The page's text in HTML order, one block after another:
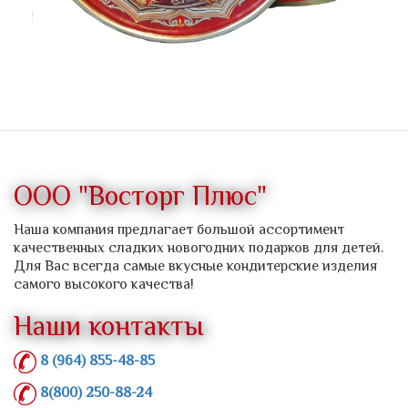
ООО "Восторг Плюс"
Наша компания предлагает большой ассортимент
качественных сладких новогодних подарков для детей.
Для Вас всегда самые вкусные кондитерские изделия
самого высокого качества!
Наши контакты
8 (964) 855-48-85
8(800) 250-88-24